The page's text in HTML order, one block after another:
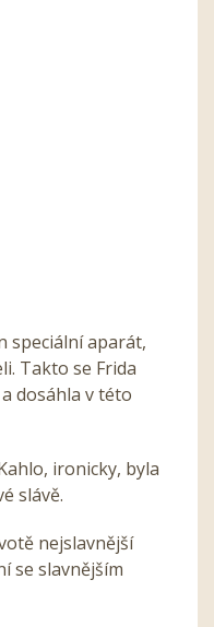
speciální aparát,
Takto se Frida
dosáhla v této
ironicky, byla
slávě.
nejslavnější
se slavnějším